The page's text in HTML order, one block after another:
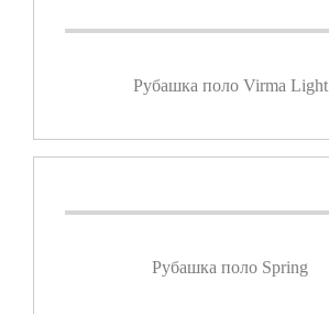
Рубашка поло Virma Light
Рубашка поло Spring